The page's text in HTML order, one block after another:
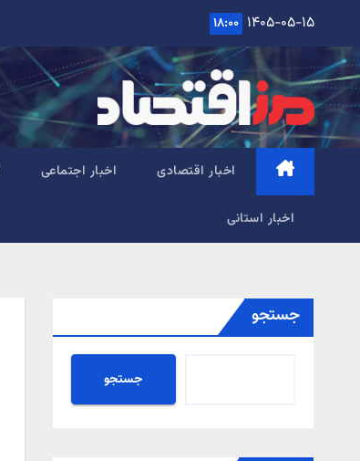
content
۱۴۰۵-۰۵-۱۵ ۱۸:۰۰
اخبار اقتصادی اخبار اجتماعی
اخبار استانی
جستجو
جستجو